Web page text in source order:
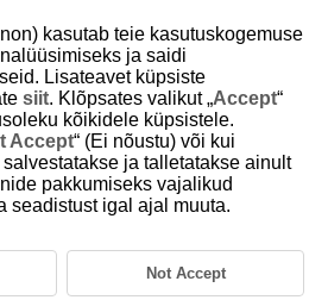
toimub automaatne pildistamine päästiku
alla. Eelsarivõtte ajal kuvatakse
kasutab teie kasutuskogemuse
ja saidi
Lisateavet küpsiste
siit. Klõpsates valikut „Accept“
kõikidele küpsistele.
Accept“ (Ei nõustu) või kui
ja talletatakse ainult
pakkumiseks vajalikud
seadistust igal ajal muuta.
Not Accept